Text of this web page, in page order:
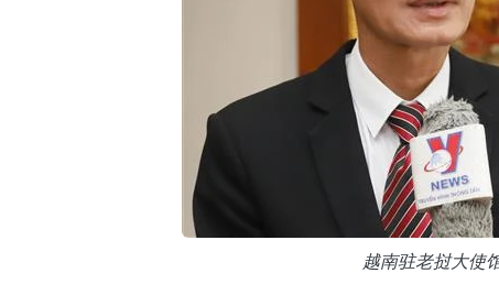
越南驻老挝大使